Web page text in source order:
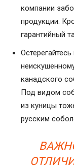
компании
продукции.
гарантийный
канадского
Под видом
из куницы
русским